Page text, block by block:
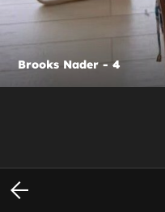
Brooks Nader - 4